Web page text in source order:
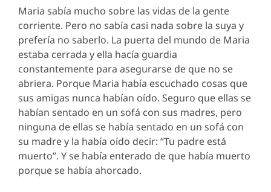
Maria sabía mucho sobre las vidas de la gente
corriente. Pero no sabía casi nada sobre la suya y
prefería no saberlo. La puerta del mundo de Maria
estaba cerrada y ella hacía guardia
constantemente para asegurarse de que no se
abriera. Porque Maria había escuchado cosas que
sus amigas nunca habían oído. Seguro que ellas se
habían sentado en un sofá con sus madres, pero
ninguna de ellas se había sentado en un sofá con
su madre y la había oído decir: “Tu padre está
muerto”. Y se había enterado de que había muerto
porque se había ahorcado.